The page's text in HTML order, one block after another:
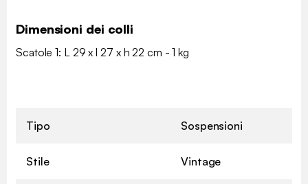
Dimensioni dei colli
Scatole 1: L 29 x l 27 x h 22 cm - 1 kg
Tipo Sospensioni
Stile Vintage